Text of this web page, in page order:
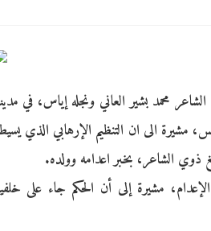
محمد بشير العاني ونجله إياس، في
مشيرة الى ان التنظيم الإرهابي الذي
ذوي الشاعر، بخبر اعدامه وولده.
مشيرة إلى أن الحكم جاء على